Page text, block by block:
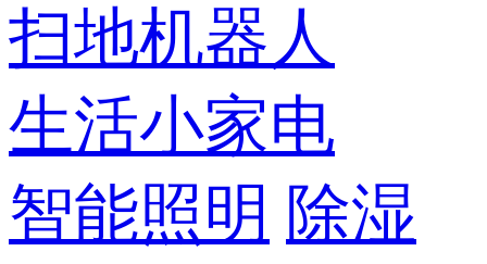
扫地机器人
生活小家电
智能照明 除湿